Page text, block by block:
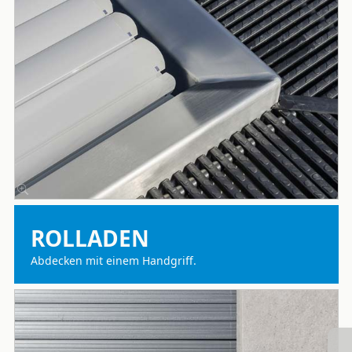
ROLLADEN
Abdecken mit einem Handgriff.